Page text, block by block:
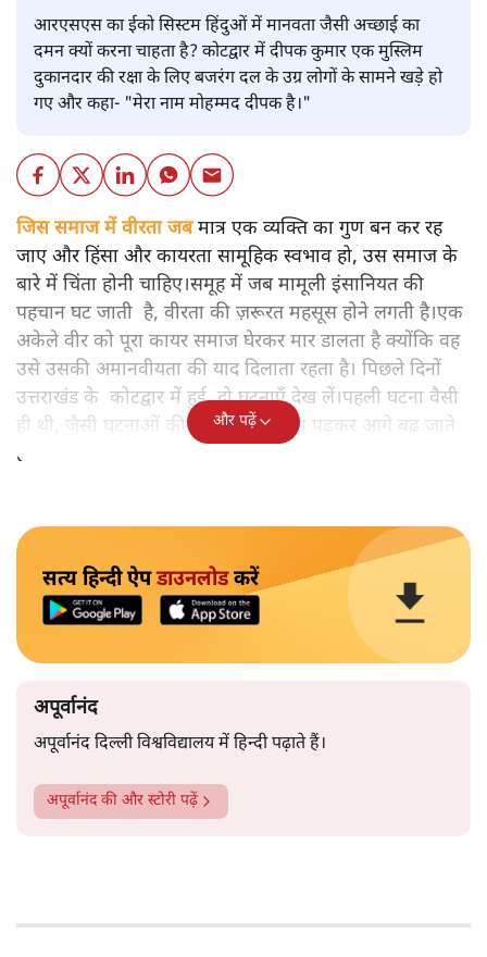
आरएसएस का ईको सिस्टम हिंदुओं में मानवता जैसी अच्छाई का
दमन क्यों करना चाहता है? कोटद्वार में दीपक कुमार एक मुस्लिम
दुकानदार की रक्षा के लिए बजरंग दल के उग्र लोगों के सामने खड़े हो
गए और कहा- "मेरा नाम मोहम्मद दीपक है।"
जिस समाज में वीरता जबमात्र एक व्यक्ति का गुण बन कर रह
जाए और हिंसा और कायरता सामूहिक स्वभाव हो, उस समाज के
बारे में चिंता होनी चाहिए।समूह में जब मामूली इंसानियत की
पहचान घट जाती है, वीरता की ज़रूरत महसूस होने लगती है।एक
अकेले वीर को पूरा कायर समाज घेरकर मार डालता है क्योंकि वह
उसे उसकी अमानवीयता की याद दिलाता रहता है। पिछले दिनों
उत्तराखंड के कोटद्वार में हुई दो घटनाएँ देख लें।पहली घटना वैसी
ही थी, जैसी घटनाओं की खबर हम रोज़ाना पढ़कर आगे बढ़ जाते
हैं।भारत के तक़रीबन हर हिस्से से ऐसी खबर आती ही रहती है।
और पढ़ें
सत्य हिन्दी ऐपडाउनलोडकरें
अपूर्वानंद
अपूर्वानंद दिल्ली विश्वविद्यालय में हिन्दी पढ़ाते हैं।
अपूर्वानंदकी और स्टोरी पढ़ें